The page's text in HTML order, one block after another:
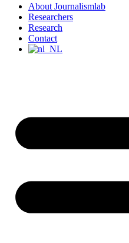
About Journalismlab
Researchers
Research
Contact